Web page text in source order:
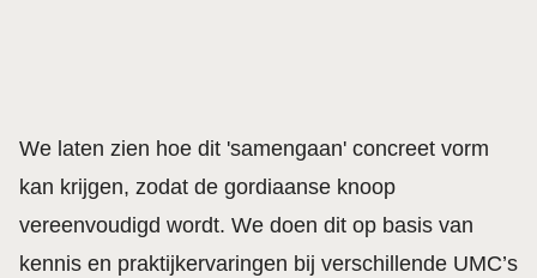
We laten zien hoe dit 'samengaan' concreet vorm
kan krijgen, zodat de gordiaanse knoop
vereenvoudigd wordt. We doen dit op basis van
kennis en praktijkervaringen bij verschillende UMC’s